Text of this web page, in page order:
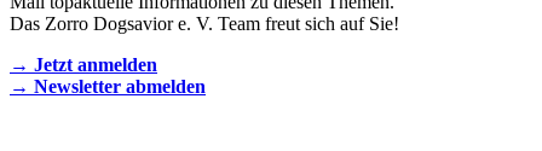
Das Zorro Dogsavior e. V. Team freut sich auf Sie!
→ Jetzt anmelden
→ Newsletter abmelden